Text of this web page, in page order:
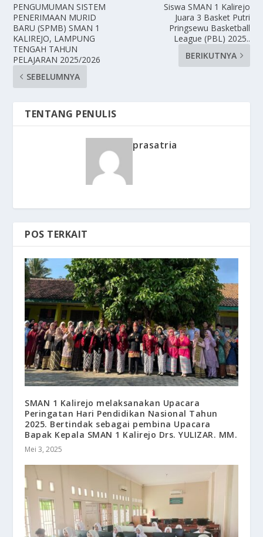
PENGUMUMAN SISTEM
PENERIMAAN MURID
BARU (SPMB) SMAN 1
KALIREJO, LAMPUNG
TENGAH TAHUN
PELAJARAN 2025/2026
SEBELUMNYA
Siswa SMAN 1 Kalirejo
Juara 3 Basket Putri
Pringsewu Basketball
League (PBL) 2025..
BERIKUTNYA
TENTANG PENULIS
prasatria
POS TERKAIT
SMAN 1 Kalirejo melaksanakan Upacara
Peringatan Hari Pendidikan Nasional Tahun
2025. Bertindak sebagai pembina Upacara
Bapak Kepala SMAN 1 Kalirejo Drs. YULIZAR. MM.
Mei 3, 2025